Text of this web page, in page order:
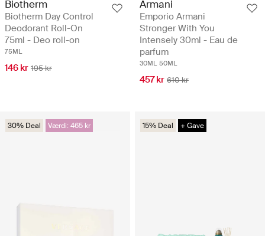
Biotherm
Biotherm Day Control
Deodorant Roll-On
75ml - Deo roll-on
75ML
146 kr 195 kr
Armani
Emporio Armani
Stronger With You
Intensely 30ml - Eau de
parfum
30ML 50ML
457 kr 610 kr
30% Deal Værdi: 465 kr 15% Deal + Gave